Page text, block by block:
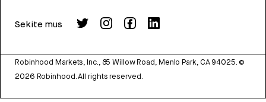
Sekite mus
Robinhood Markets, Inc., 85 Willow Road, Menlo Park, CA 94025. ©
2026 Robinhood. All rights reserved.